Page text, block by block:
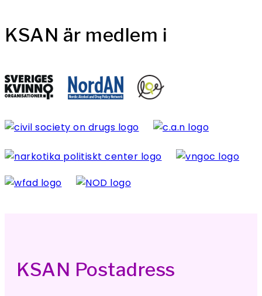
KSAN är medlem i
KSAN Postadress